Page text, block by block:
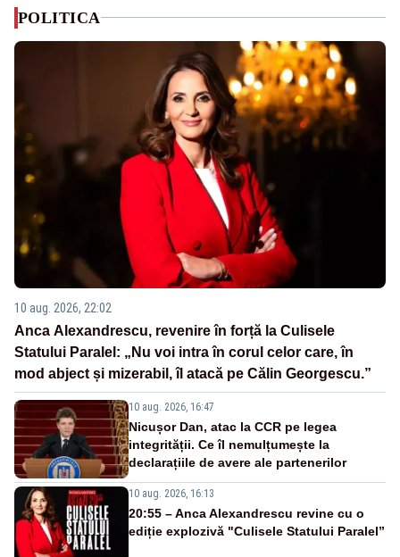
POLITICA
10 aug. 2026, 22:02
Anca Alexandrescu, revenire în forță la Culisele
Statului Paralel: „Nu voi intra în corul celor care, în
mod abject și mizerabil, îl atacă pe Călin Georgescu.”
10 aug. 2026, 16:47
Nicușor Dan, atac la CCR pe legea
integrității. Ce îl nemulțumește la
declarațiile de avere ale partenerilor
10 aug. 2026, 16:13
20:55 – Anca Alexandrescu revine cu o
ediție explozivă "Culisele Statului Paralel”